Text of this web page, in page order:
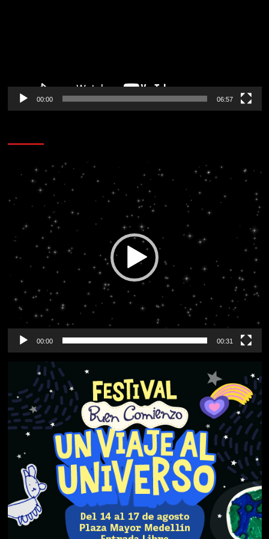
00:00 06:57
Reproductor
vídeo
00:00 00:31